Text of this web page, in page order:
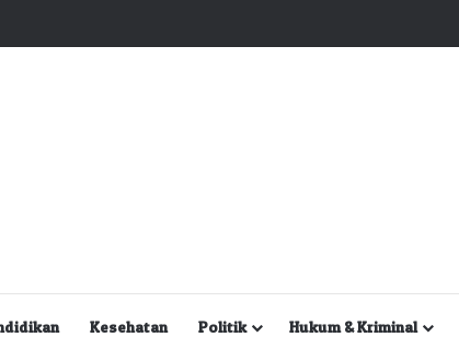
Kesehatan Politik Hukum & Kriminal